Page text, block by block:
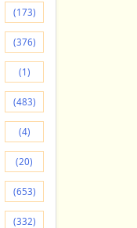
(173)
(376)
(1)
(483)
(4)
(20)
(653)
(332)